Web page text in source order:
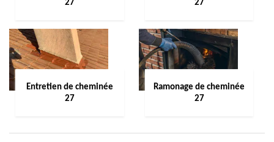
27
27
Entretien de cheminée
27
Ramonage de cheminée
27